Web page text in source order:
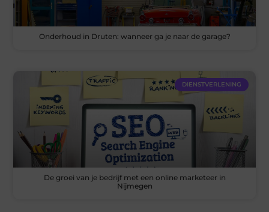
Onderhoud in Druten: wanneer ga je naar de garage?
DIENSTVERLENING
De groei van je bedrijf met een online marketeer in
Nijmegen